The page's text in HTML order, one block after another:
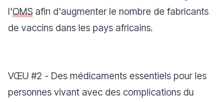
l'OMS afin d'augmenter le nombre de fabricants
de vaccins dans les pays africains.
VŒU #2 - Des médicaments essentiels pour les
personnes vivant avec des complications du